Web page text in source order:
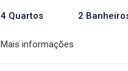
4 Quartos 2
Mais informações